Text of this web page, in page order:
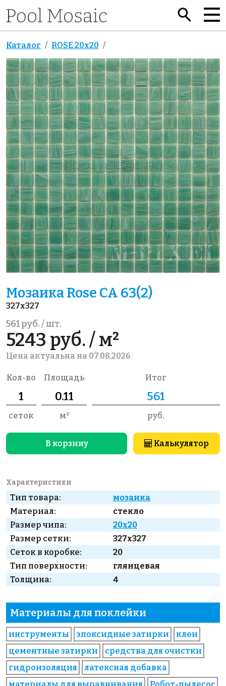
Каталог ROSE 20x20
Мозаика Rose CA 63(2)
327x327
561 руб. / шт.
5243 руб. / м²
Цена актуальна на 07.08.2026
Кол-во
сеток
Площадь
м²
Итог
руб.
В корзину Калькулятор
Характеристики
Тип товара:
мозаика
Материал:
стекло
Размер чипа:
20x20
Размер сетки:
327x327
Сеток в коробке:
20
Тип поверхности:
глянцевая
Толщина:
4
Материалы для поклейки
инструменты эпоксидные затирки
клеи
цементные затирки
средства для очистки
гидроизоляция
латексная добавка